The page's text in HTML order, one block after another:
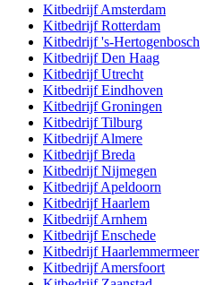
KitbedrijfAmsterdam
KitbedrijfRotterdam
Kitbedrijf's-Hertogenbosch
KitbedrijfDen Haag
KitbedrijfUtrecht
KitbedrijfEindhoven
KitbedrijfGroningen
KitbedrijfTilburg
KitbedrijfAlmere
KitbedrijfBreda
KitbedrijfNijmegen
KitbedrijfApeldoorn
KitbedrijfHaarlem
KitbedrijfArnhem
KitbedrijfEnschede
KitbedrijfHaarlemmermeer
KitbedrijfAmersfoort